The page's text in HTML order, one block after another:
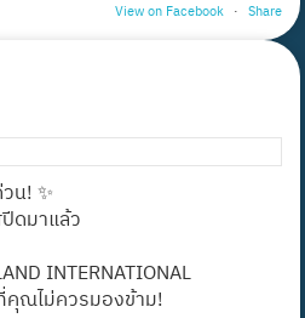
View on Facebook · Share
น! ✨
ดมาแล้ว
INTERNATIONAL
คุณไม่ควรมองข้าม!